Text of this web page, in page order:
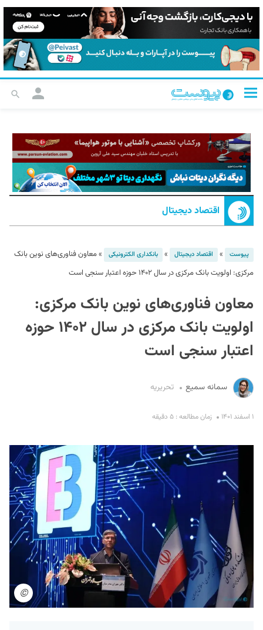
اقتصاد دیجیتال
پیوست » اقتصاد دیجیتال » بانکداری الکترونیکی »معاون فناوری‌های نوین بانک
مرکزی: اولویت بانک مرکزی در سال ۱۴۰۲ حوزه اعتبار سنجی است
معاون فناوری‌های نوین بانک مرکزی:
اولویت بانک مرکزی در سال ۱۴۰۲ حوزه
اعتبار سنجی است
سمانه سمیع تحریریه
۱ اسفند ۱۴۰۱ زمان مطالعه : ۵ دقیقه
©